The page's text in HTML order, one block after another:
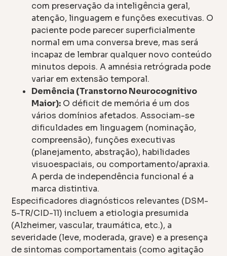
com preservação da inteligência geral,
atenção, linguagem e funções executivas. O
paciente pode parecer superficialmente
normal em uma conversa breve, mas será
incapaz de lembrar qualquer novo conteúdo
minutos depois. A amnésia retrógrada pode
variar em extensão temporal.
Demência (Transtorno Neurocognitivo
Maior): O déficit de memória é um dos
vários domínios afetados. Associam-se
dificuldades em linguagem (nominação,
compreensão), funções executivas
(planejamento, abstração), habilidades
visuoespaciais, ou comportamento/apraxia.
A perda de independência funcional é a
marca distintiva.
Especificadores diagnósticos relevantes (DSM-
5-TR/CID-11) incluem a etiologia presumida
(Alzheimer, vascular, traumática, etc.), a
severidade (leve, moderada, grave) e a presença
de sintomas comportamentais (como agitação